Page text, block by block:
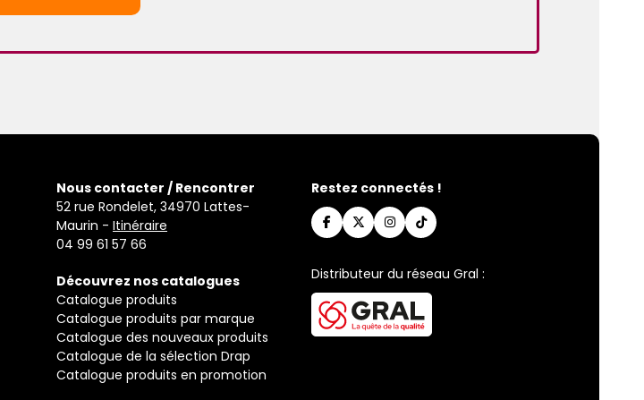
Nous contacter / Rencontrer
52 rue Rondelet, 34970 Lattes-
Maurin - Itinéraire
04 99 61 57 66
Découvrez nos catalogues
Catalogue produits
Catalogue produits par marque
Catalogue des nouveaux produits
Catalogue de la sélection Drap
Catalogue produits en promotion
Restez connectés !
Distributeur du réseau Gral :